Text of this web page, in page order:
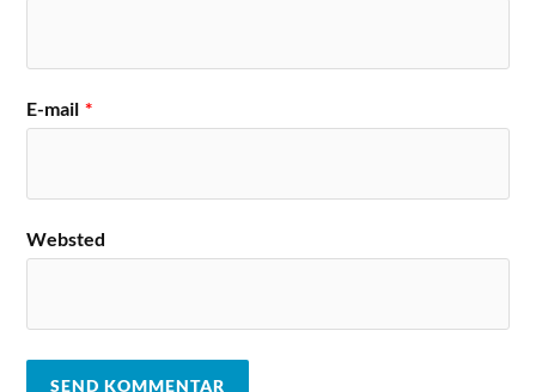
E-mail *
Websted